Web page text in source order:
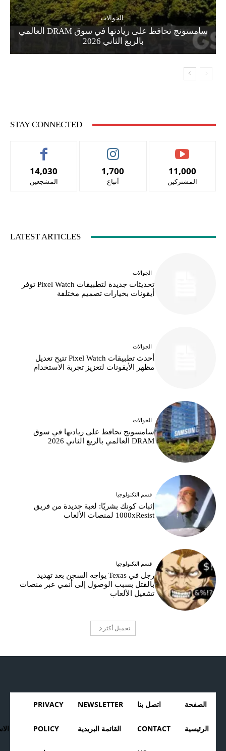
الجوالات
سامسونج تحافظ على ريادتها في سوق DRAM العالمي
بالربع الثاني 2026
STAY CONNECTED
14,030
المشجعين
1,700
أتباع
11,000
المشتركين
LATEST ARTICLES
الجوالات
تحديثات جديدة لتطبيقات Pixel Watch توفر
أيقونات بخيارات تصميم مختلفة
الجوالات
أحدث تطبيقات Pixel Watch تتيح تعديل
مظهر الأيقونات لتعزيز تجربة الاستخدام
الجوالات
سامسونج تحافظ على ريادتها في سوق
DRAM العالمي بالربع الثاني 2026
قسم التكنولوجيا
إثبات كونك بشريًا: لعبة جديدة من فريق
1000xResist لمنصات الألعاب
قسم التكنولوجيا
رجل في Texas يواجه السجن بعد تهديد
بالقتل بسبب الوصول إلى أنمي عبر منصات
تشغيل الألعاب
تحميل أكثر
الصفحة
الرئيسية
اتصل بنا
CONTACT
NEWSLETTER
القائمة البريدية
PRIVACY
POLICY